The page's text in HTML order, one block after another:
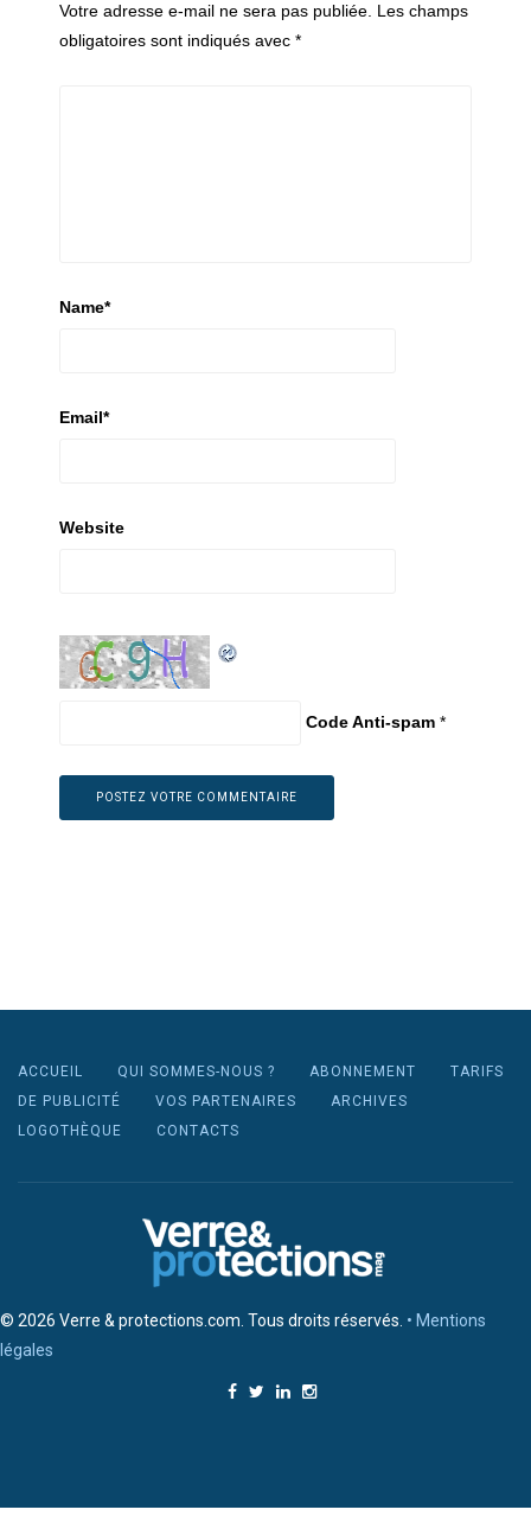
Votre adresse e-mail ne sera pas publiée. Les champs
obligatoires sont indiqués avec *
Name*
Email*
Website
Code Anti-spam *
ACCUEIL QUI SOMMES-NOUS ? ABONNEMENT
TARIFS
DE PUBLICITÉ
VOS PARTENAIRES
ARCHIVES
LOGOTHÈQUE
CONTACTS
© 2026 Verre & protections.com. Tous droits réservés. • Mentions
légales